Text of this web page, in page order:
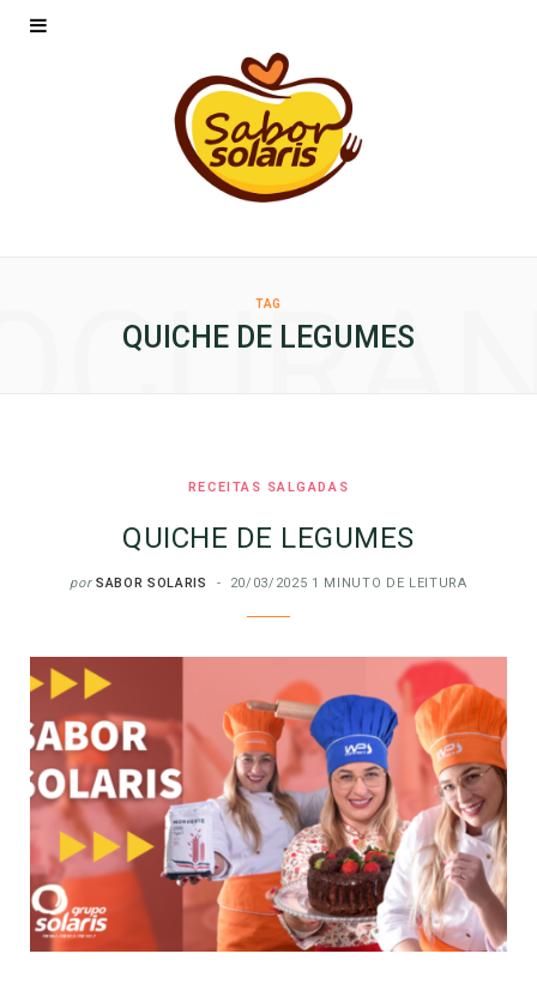
TAG
QUICHE DE LEGUMES
RECEITAS SALGADAS
QUICHE DE LEGUMES
por SABOR SOLARIS 20/03/2025 1 MINUTO DE LEITURA